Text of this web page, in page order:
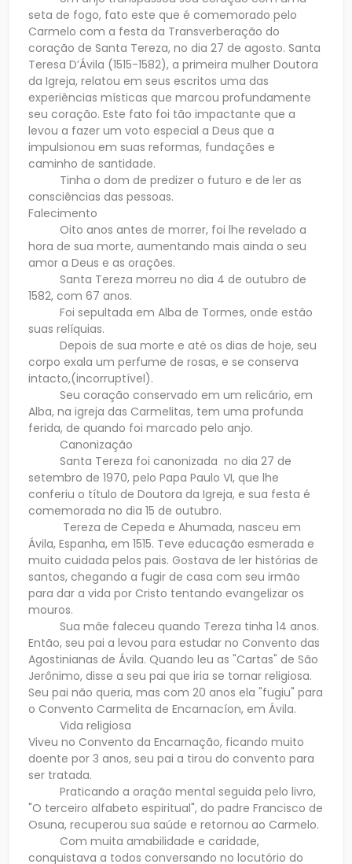
seta de fogo, fato este que é comemorado pelo
Carmelo com a festa da Transverberação do
coração de Santa Tereza, no dia 27 de agosto. Santa
Teresa D’Ávila (1515-1582), a primeira mulher Doutora
da Igreja, relatou em seus escritos uma das
experiências místicas que marcou profundamente
seu coração. Este fato foi tão impactante que a
levou a fazer um voto especial a Deus que a
impulsionou em suas reformas, fundações e
caminho de santidade.
Tinha o dom de predizer o futuro e de ler as
consciências das pessoas.
Falecimento
Oito anos antes de morrer, foi lhe revelado a
hora de sua morte, aumentando mais ainda o seu
amor a Deus e as orações.
Santa Tereza morreu no dia 4 de outubro de
1582, com 67 anos.
Foi sepultada em Alba de Tormes, onde estão
suas relíquias.
Depois de sua morte e até os dias de hoje, seu
corpo exala um perfume de rosas, e se conserva
intacto,(incorruptível).
Seu coração conservado em um relicário, em
Alba, na igreja das Carmelitas, tem uma profunda
ferida, de quando foi marcado pelo anjo.
Canonização
Santa Tereza foi canonizada no dia 27 de
setembro de 1970, pelo Papa Paulo VI, que lhe
conferiu o título de Doutora da Igreja, e sua festa é
comemorada no dia 15 de outubro.
Tereza de Cepeda e Ahumada, nasceu em
Ávila, Espanha, em 1515. Teve educação esmerada e
muito cuidada pelos pais. Gostava de ler histórias de
santos, chegando a fugir de casa com seu irmão
para dar a vida por Cristo tentando evangelizar os
mouros.
Sua mãe faleceu quando Tereza tinha 14 anos.
Então, seu pai a levou para estudar no Convento das
Agostinianas de Ávila. Quando leu as "Cartas" de São
Jerônimo, disse a seu pai que iria se tornar religiosa.
Seu pai não queria, mas com 20 anos ela "fugiu" para
o Convento Carmelita de Encarnacíon, em Ávila.
Vida religiosa
Viveu no Convento da Encarnação, ficando muito
doente por 3 anos, seu pai a tirou do convento para
ser tratada.
Praticando a oração mental seguida pelo livro,
"O terceiro alfabeto espiritual", do padre Francisco de
Osuna, recuperou sua saúde e retornou ao Carmelo.
Com muita amabilidade e caridade,
conquistava a todos conversando no locutório do